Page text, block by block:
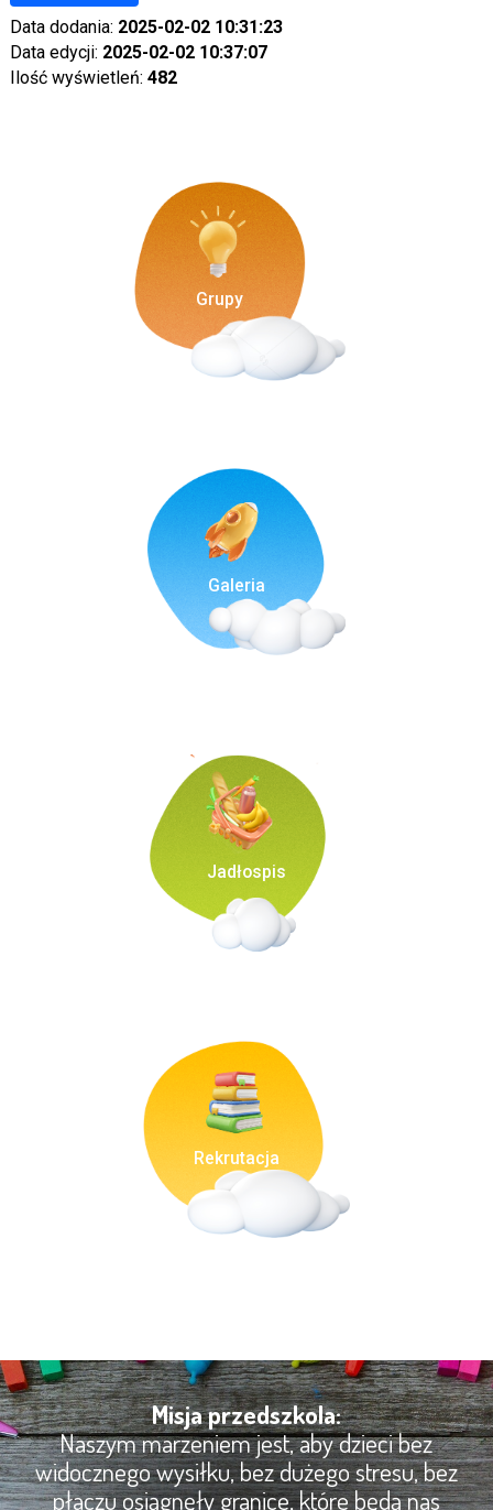
Data dodania: 2025-02-02 10:31:23
Data edycji: 2025-02-02 10:37:07
Ilość wyświetleń: 482
Grupy
Galeria
Jadłospis
Rekrutacja
Misja przedszkola:
Naszym marzeniem jest, aby dzieci bez
widocznego wysiłku, bez dużego stresu, bez
płaczu osiągnęły granice, które będą nas